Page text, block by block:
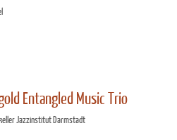
Entangled Music Trio
Jazzinstitut Darmstadt